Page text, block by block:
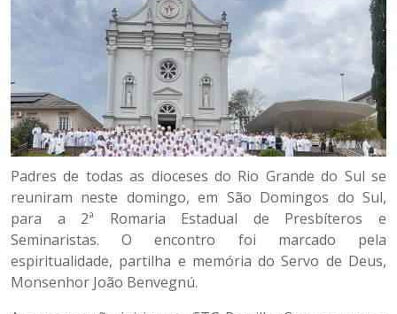
Padres de todas as dioceses do Rio Grande do Sul se
reuniram neste domingo, em São Domingos do Sul,
para a 2ª Romaria Estadual de Presbíteros e
Seminaristas. O encontro foi marcado pela
espiritualidade, partilha e memória do Servo de Deus,
Monsenhor João Benvegnú.